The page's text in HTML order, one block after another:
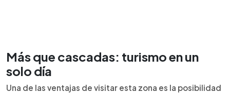
Más que cascadas: turismo en un
solo día
Una de las ventajas de visitar esta zona es la posibilidad